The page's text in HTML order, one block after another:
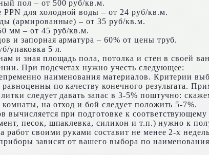
пол – от 500 руб/кв.м.
для холодной воды – от 24 руб/кв.м.
(армированные) – от 35 руб/кв.м.
мм – от 45 руб/кв.м.
и запорная арматура – 60% от цены труб.
упаковка 5 л.
и зная площадь пола, потолка и стен в своей
При подсчетах нужно учесть следующее:
наименования материалов. Критерии
по качеству конечного результата.
следует давать запас в 3-5% поштучно:
на отход и бой следует положить 5-7%.
вычисляется при подготовке к соответствующему
песок, шпаклевка, силикон и т.п.) нужно к
работ своими руками составит не менее 2-х
зависят от вашего выбора по